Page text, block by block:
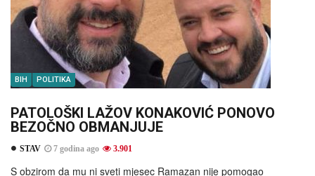
BIH POLITIKA
PATOLOŠKI LAŽOV KONAKOVIĆ PONOVO
BEZOČNO OBMANJUJE
STAV 7 godina ago 3.901
S obzirom da mu ni sveti mjesec Ramazan nije pomogao